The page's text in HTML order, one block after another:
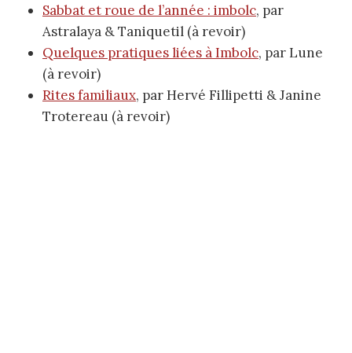
Sabbat et roue de l’année : imbolc, par
Astralaya & Taniquetil (à revoir)
Quelques pratiques liées à Imbolc, par Lune
(à revoir)
Rites familiaux, par Hervé Fillipetti & Janine
Trotereau (à revoir)